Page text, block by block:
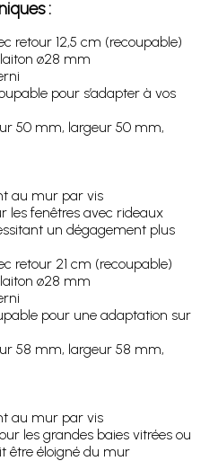
:
retour 12,5 cm (recoupable)
ø28 mm
pour s’adapter à vos
50 mm, largeur 50 mm,
au mur par vis
les fenêtres avec rideaux
un dégagement plus
retour 21 cm (recoupable)
ø28 mm
pour une adaptation sur
58 mm, largeur 58 mm,
au mur par vis
les grandes baies vitrées ou
être éloigné du mur